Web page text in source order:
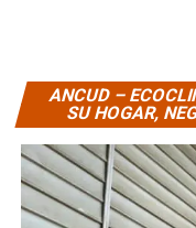
ANCUD –
SU HOGAR,